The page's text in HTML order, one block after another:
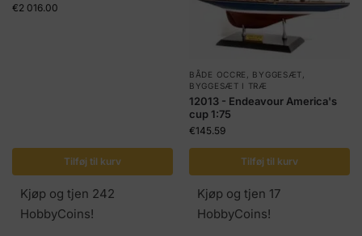
€2 016.00
Tilføj til kurv
Kjøp og tjen 242
HobbyCoins!
BÅDE OCCRE BYGGESÆT
BYGGESÆT I TRÆ
12013 - Endeavour America's
cup 1:75
€145.59
Tilføj til kurv
Kjøp og tjen 17
HobbyCoins!